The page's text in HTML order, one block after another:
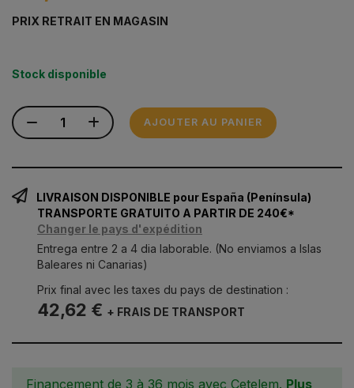
PRIX RETRAIT EN MAGASIN
Stock disponible
AJOUTER AU PANIER
LIVRAISON DISPONIBLE pour España (Península)
TRANSPORTE GRATUITO A PARTIR DE 240€*
Changer le pays d'expédition
Entrega entre 2 a 4 dia laborable. (No enviamos a Islas
Baleares ni Canarias)
Prix final avec les taxes du pays de destination :
42,62 € + FRAIS DE TRANSPORT
Financement de 3 à 36 mois avec Cetelem. Plus